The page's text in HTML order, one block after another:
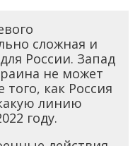
сложная и
России. Запад
не может
как Россия
линию
году.